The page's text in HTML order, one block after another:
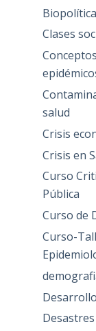
Clases
salud
Crisis
Crisis en
Curso
Pública
Curso de
Curso-